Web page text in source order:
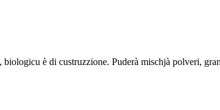
è di custruzzione. Puderà mischjà polveri,